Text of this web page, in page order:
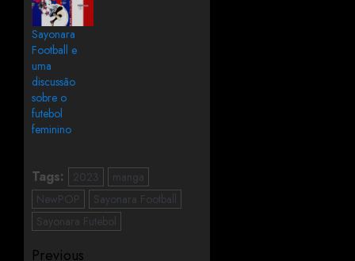
Sayonara
Football e
uma
discussão
sobre o
futebol
feminino
Tags: 2023
manga
NewPOP
Sayonara Football
Sayonara Futebol
Previous